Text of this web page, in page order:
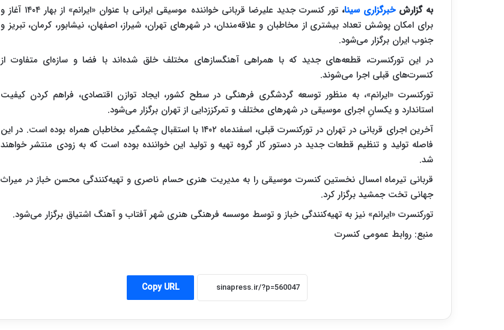
به گزارشخبرگزاری سینا،
تور کنسرت‌ جدید علیرضا قربانی خواننده موسیقی ایرانی با عنوان «ایرانم» از بهار ۱۴۰۴ آغاز و
برای امکان پوشش تعداد بیشتری از مخاطبان و علاقه‌مندان، در شهرهای تهران، شیراز، اصفهان، نیشابور، کرمان، تبریز و
جنوب ایران برگزار می‌شود.
در این تورکنسرت‌، قطعه‌های جدید که با همراهی آهنگسازهای مختلف خلق شده‌اند با فضا و سازه‌ای متفاوت از
کنسرت‌های قبلی اجرا می‌شوند.
تورکنسرت «ایرانم»، به منظور توسعه گردشگری فرهنگی در سطح کشور، ایجاد توازن اقتصادی، فراهم کردن کیفیت
استاندارد و یکسانِ اجرای موسیقی در شهرهای مختلف و تمرکززدایی از تهران برگزار می‌شود.
آخرین اجرای قربانی در تهران در تورکنسرت قبلی، اسفندماه ۱۴۰۲ با استقبال چشمگیر مخاطبان همراه بوده است. در این
فاصله تولید و تنظیم قطعات جدید در دستور کار گروه تهیه و تولید این خواننده بوده است که به زودی منتشر خواهند
شد.
قربانی تیرماه امسال نخستین کنسرت موسیقی را به مدیریت هنری حسام ناصری و تهیه‌کنندگی محسن خباز در میراث
جهانی تخت جمشید برگزار کرد.
تورکنسرت «ایرانم» نیز به تهیه‌کنندگی خباز و توسط موسسه فرهنگی هنری شهر آفتاب و آهنگ اشتیاق برگزار می‌شود.
منبع: روابط عمومی کنسرت
Copy URL